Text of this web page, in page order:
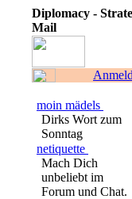
Diplomacy -
Mail
moin mädels
Dirks Wort zum
Sonntag
netiquette
Mach Dich
unbeliebt im
Forum und Chat.